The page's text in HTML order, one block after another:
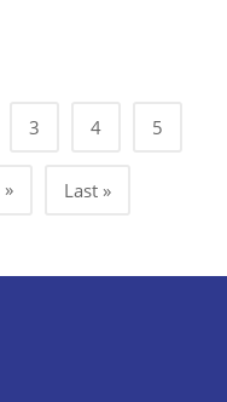
3 4 5
» Last »